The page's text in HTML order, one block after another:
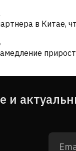
в Китае,
и